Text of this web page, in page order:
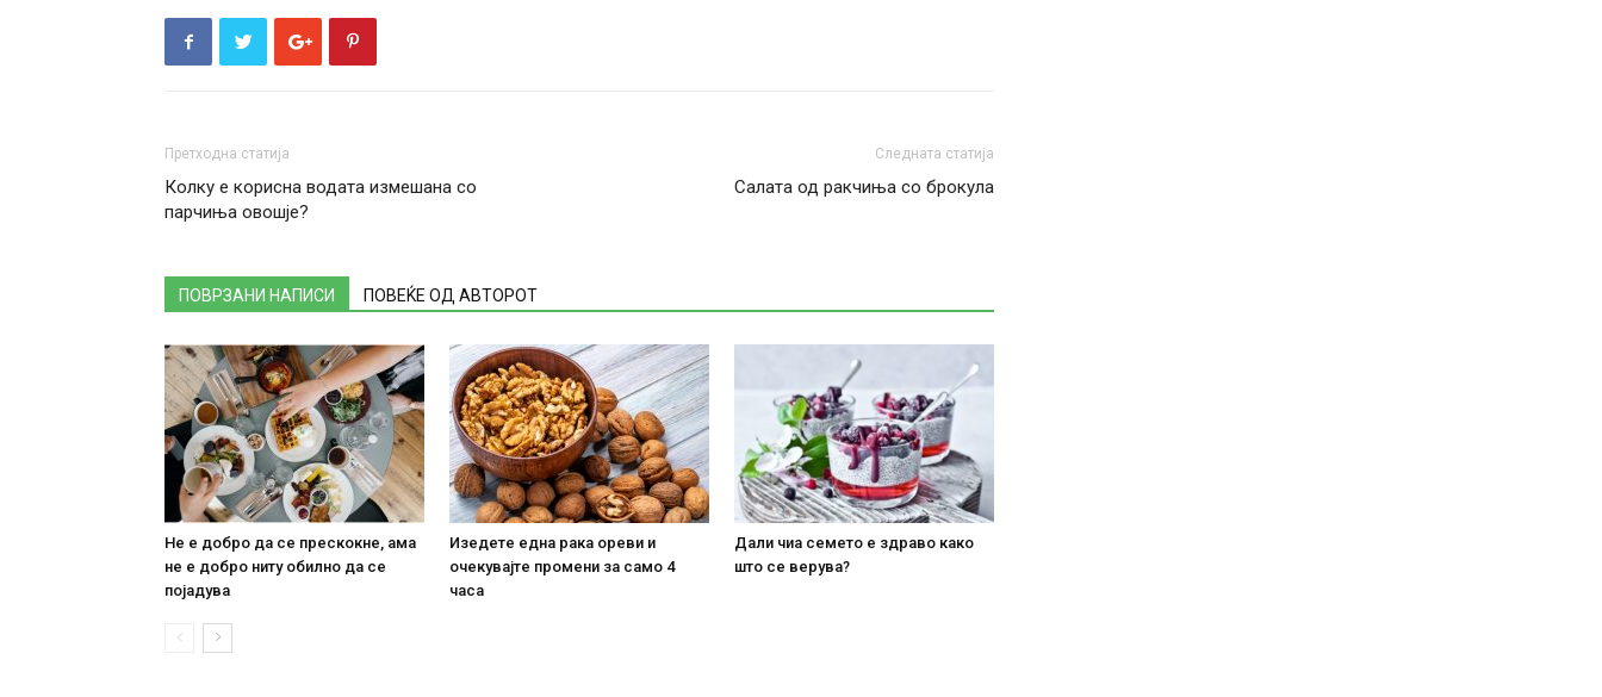
Претходна статија
Колку е корисна водата измешана со
парчиња овошје?
Следната статија
Салата од ракчиња со брокула
ПОВРЗАНИ НАПИСИ ПОВЕЌЕ ОД АВТОРОТ
Не е добро да се прескокне, ама
не е добро ниту обилно да се
појадува
Изедете една рака ореви и
очекувајте промени за само 4
часа
Дали чиа семето е здраво како
што се верува?